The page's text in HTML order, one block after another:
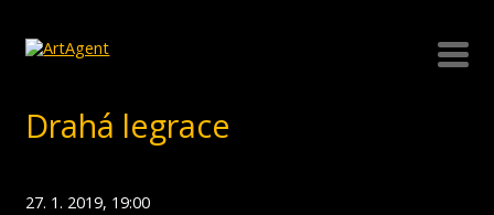
Drahá legrace
27. 1. 2019, 19:00